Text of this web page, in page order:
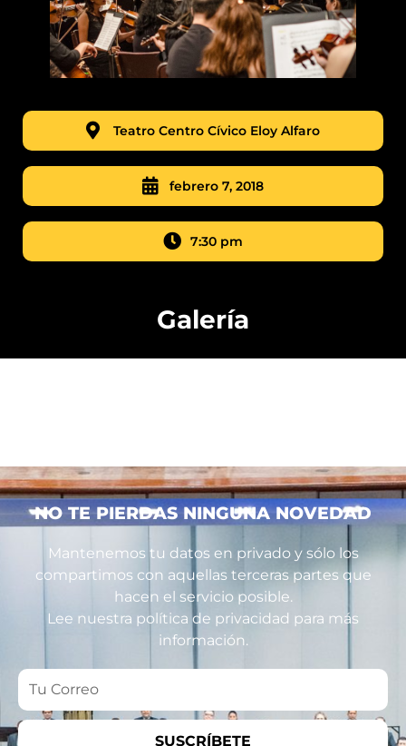
Teatro Centro Cívico Eloy Alfaro
febrero 7, 2018
7:30 pm
Galería
NO TE PIERDAS NINGUNA NOVEDAD
Mantenemos tu datos en privado y sólo los
compartimos con aquellas terceras partes que
hacen el servicio posible.
Lee nuestra política de privacidad para más
información.
Tu
Correo
SUSCRÍBETE